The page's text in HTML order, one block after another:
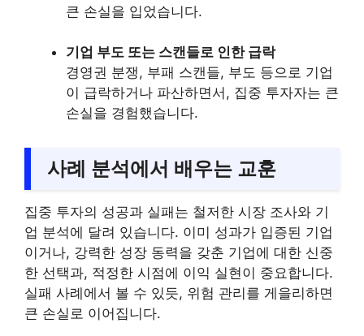
큰 손실을 입었습니다.
기업 부도 또는 스캔들로 인한 급락
경영권 분쟁, 부패 스캔들, 부도 등으로 기업
이 급락하거나 파산하면서, 집중 투자자는 큰
손실을 경험했습니다.
사례 분석에서 배우는 교훈
집중 투자의 성공과 실패는 철저한 시장 조사와 기
업 분석에 달려 있습니다. 이미 성과가 입증된 기업
이거나, 강력한 성장 동력을 갖춘 기업에 대한 신중
한 선택과, 적정한 시점에 이익 실현이 중요합니다.
실패 사례에서 볼 수 있듯, 위험 관리를 게을리하면
큰 손실로 이어집니다.